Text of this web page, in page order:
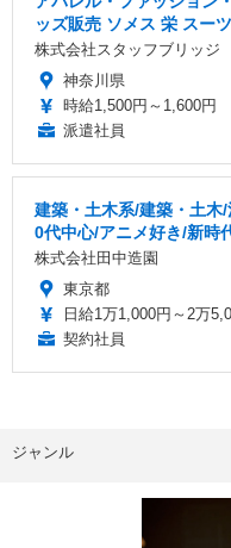
ッズ販売 ソメス 栄 スー
株式会社スタッフブリッジ
神奈川県
時給1,500円～1,600円
派遣社員
建築・土木系/建築・土木
0代中心/アニメ好き/新時
株式会社田中造園
東京都
日給1万1,000円～2万
契約社員
ジャンル